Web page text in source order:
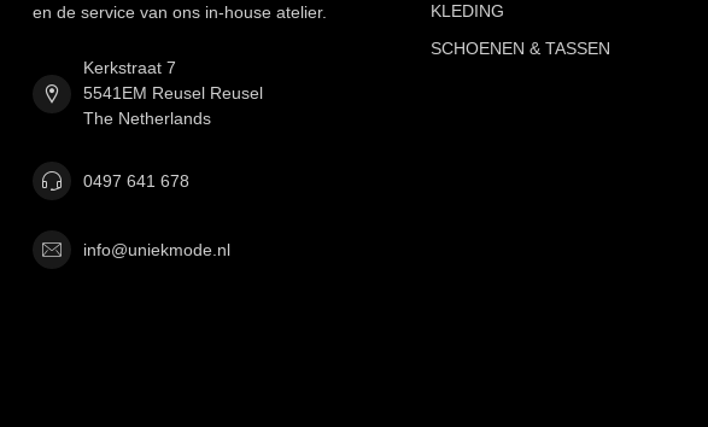
en de service van ons in-house atelier.
Kerkstraat 7
5541EM Reusel Reusel
The Netherlands
0497 641 678
info@uniekmode.nl
KLEDING
SCHOENEN & TASSEN